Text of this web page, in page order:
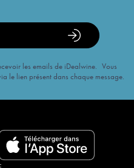
les emails de iDealwine. Vous
le lien présent dans chaque message.